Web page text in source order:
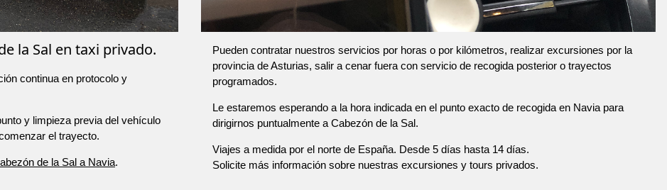
la Sal en taxi privado.
continua en protocolo y
y limpieza previa del vehículo
el trayecto.
de la Sal a Navia.
Pueden contratar nuestros servicios por horas o por kilómetros, realizar excursiones por la
provincia de Asturias, salir a cenar fuera con servicio de recogida posterior o trayectos
programados.
Le estaremos esperando a la hora indicada en el punto exacto de recogida en Navia para
dirigirnos puntualmente a Cabezón de la Sal.
Viajes a medida por el norte de España. Desde 5 días hasta 14 días.
Solicite más información sobre nuestras excursiones y tours privados.